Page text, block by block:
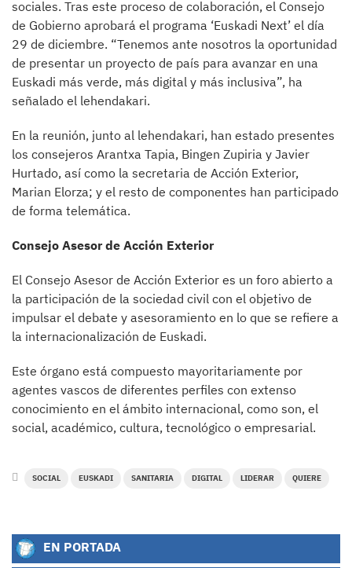
sociales. Tras este proceso de colaboración, el Consejo
de Gobierno aprobará el programa ‘Euskadi Next’ el día
29 de diciembre. “Tenemos ante nosotros la oportunidad
de presentar un proyecto de país para avanzar en una
Euskadi más verde, más digital y más inclusiva”, ha
señalado el lehendakari.
En la reunión, junto al lehendakari, han estado presentes
los consejeros Arantxa Tapia, Bingen Zupiria y Javier
Hurtado, así como la secretaria de Acción Exterior,
Marian Elorza; y el resto de componentes han participado
de forma telemática.
Consejo Asesor de Acción Exterior
El Consejo Asesor de Acción Exterior es un foro abierto a
la participación de la sociedad civil con el objetivo de
impulsar el debate y asesoramiento en lo que se refiere a
la internacionalización de Euskadi.
Este órgano está compuesto mayoritariamente por
agentes vascos de diferentes perfiles con extenso
conocimiento en el ámbito internacional, como son, el
social, académico, cultura, tecnológico o empresarial.
SOCIAL EUSKADI SANITARIA DIGITAL LIDERAR QUIERE
EN PORTADA